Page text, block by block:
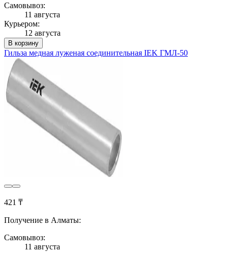
Самовывоз:
11 августа
Курьером:
12 августа
В корзину
Гильза медная луженая соединительная IEK ГМЛ-50
421 ₸
Получение в Алматы:
Самовывоз:
11 августа